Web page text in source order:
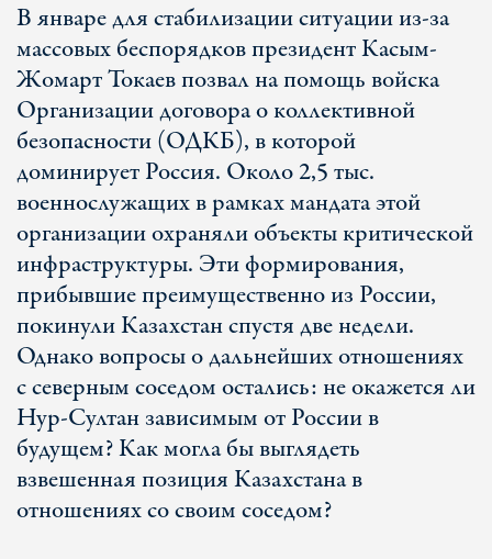
В январе для стабилизации ситуации из-за
массовых беспорядков президент Касым-
Жомарт Токаев позвал на помощь войска
Организации договора о коллективной
безопасности (ОДКБ), в которой
доминирует Россия. Около 2,5 тыс.
военнослужащих в рамках мандата этой
организации охраняли объекты критической
инфраструктуры. Эти формирования,
прибывшие преимущественно из России,
покинули Казахстан спустя две недели.
Однако вопросы о дальнейших отношениях
с северным соседом остались: не окажется ли
Нур-Султан зависимым от России в
будущем? Как могла бы выглядеть
взвешенная позиция Казахстана в
отношениях со своим соседом?